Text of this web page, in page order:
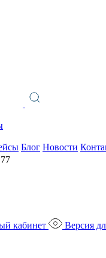
Блог Новости
кабинет Версия